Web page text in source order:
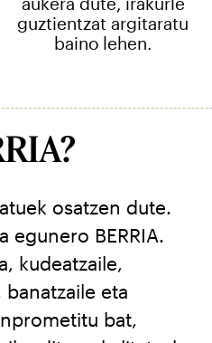
guztientzat argitaratu
baino lehen.
osatzen dute.
egunero BERRIA.
kudeatzaile,
eta
bat,